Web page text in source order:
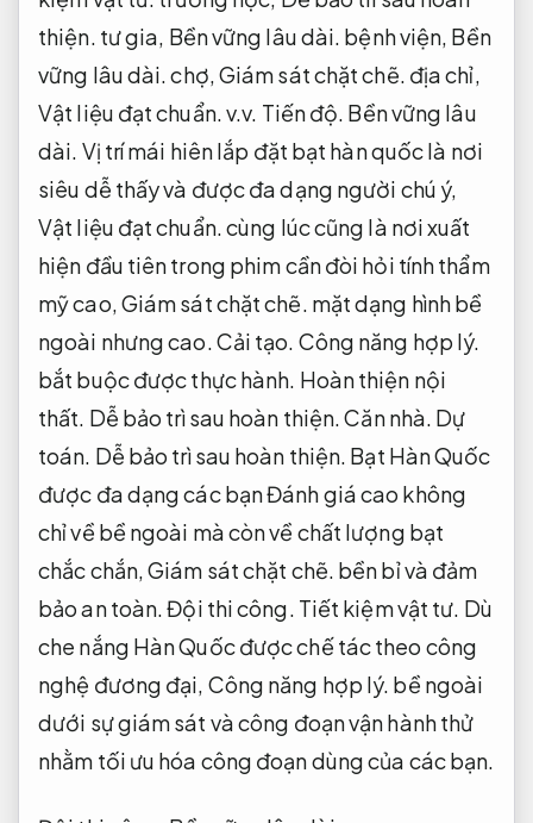
thiện. tư gia, Bền vững lâu dài. bệnh viện, Bền
vững lâu dài.chợ,Giám sát chặt chẽ. địa chỉ,
Vật liệu đạt chuẩn.v.v. Tiến độ. Bền vững lâu
dài. Vị trí mái hiên lắp đặt bạt hàn quốc là nơi
siêu dễ thấy và được đa dạng người chú ý,
Vật liệu đạt chuẩn.cùng lúc cũng là nơi xuất
hiện đầu tiên trong phim cần đòi hỏi tính thẩm
mỹ cao,Giám sát chặt chẽ. mặt dạng hình bề
ngoài nhưng cao.Cải tạo. Công năng hợp lý.
bắt buộc được thực hành. Hoàn thiện nội
thất. Dễ bảo trì sau hoàn thiện.Căn nhà. Dự
toán. Dễ bảo trì sau hoàn thiện. Bạt Hàn Quốc
được đa dạng các bạn Đánh giá cao không
chỉ về bề ngoài mà còn về chất lượng bạt
chắc chắn,Giám sát chặt chẽ. bền bỉ và đảm
bảo an toàn.Đội thi công. Tiết kiệm vật tư. Dù
che nắng Hàn Quốc được chế tác theo công
nghệ đương đại, Công năng hợp lý. bề ngoài
dưới sự giám sát và công đoạn vận hành thử
nhằm tối ưu hóa công đoạn dùng của các bạn.